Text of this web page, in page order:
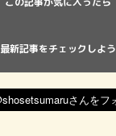
最新記事をチェックしよう